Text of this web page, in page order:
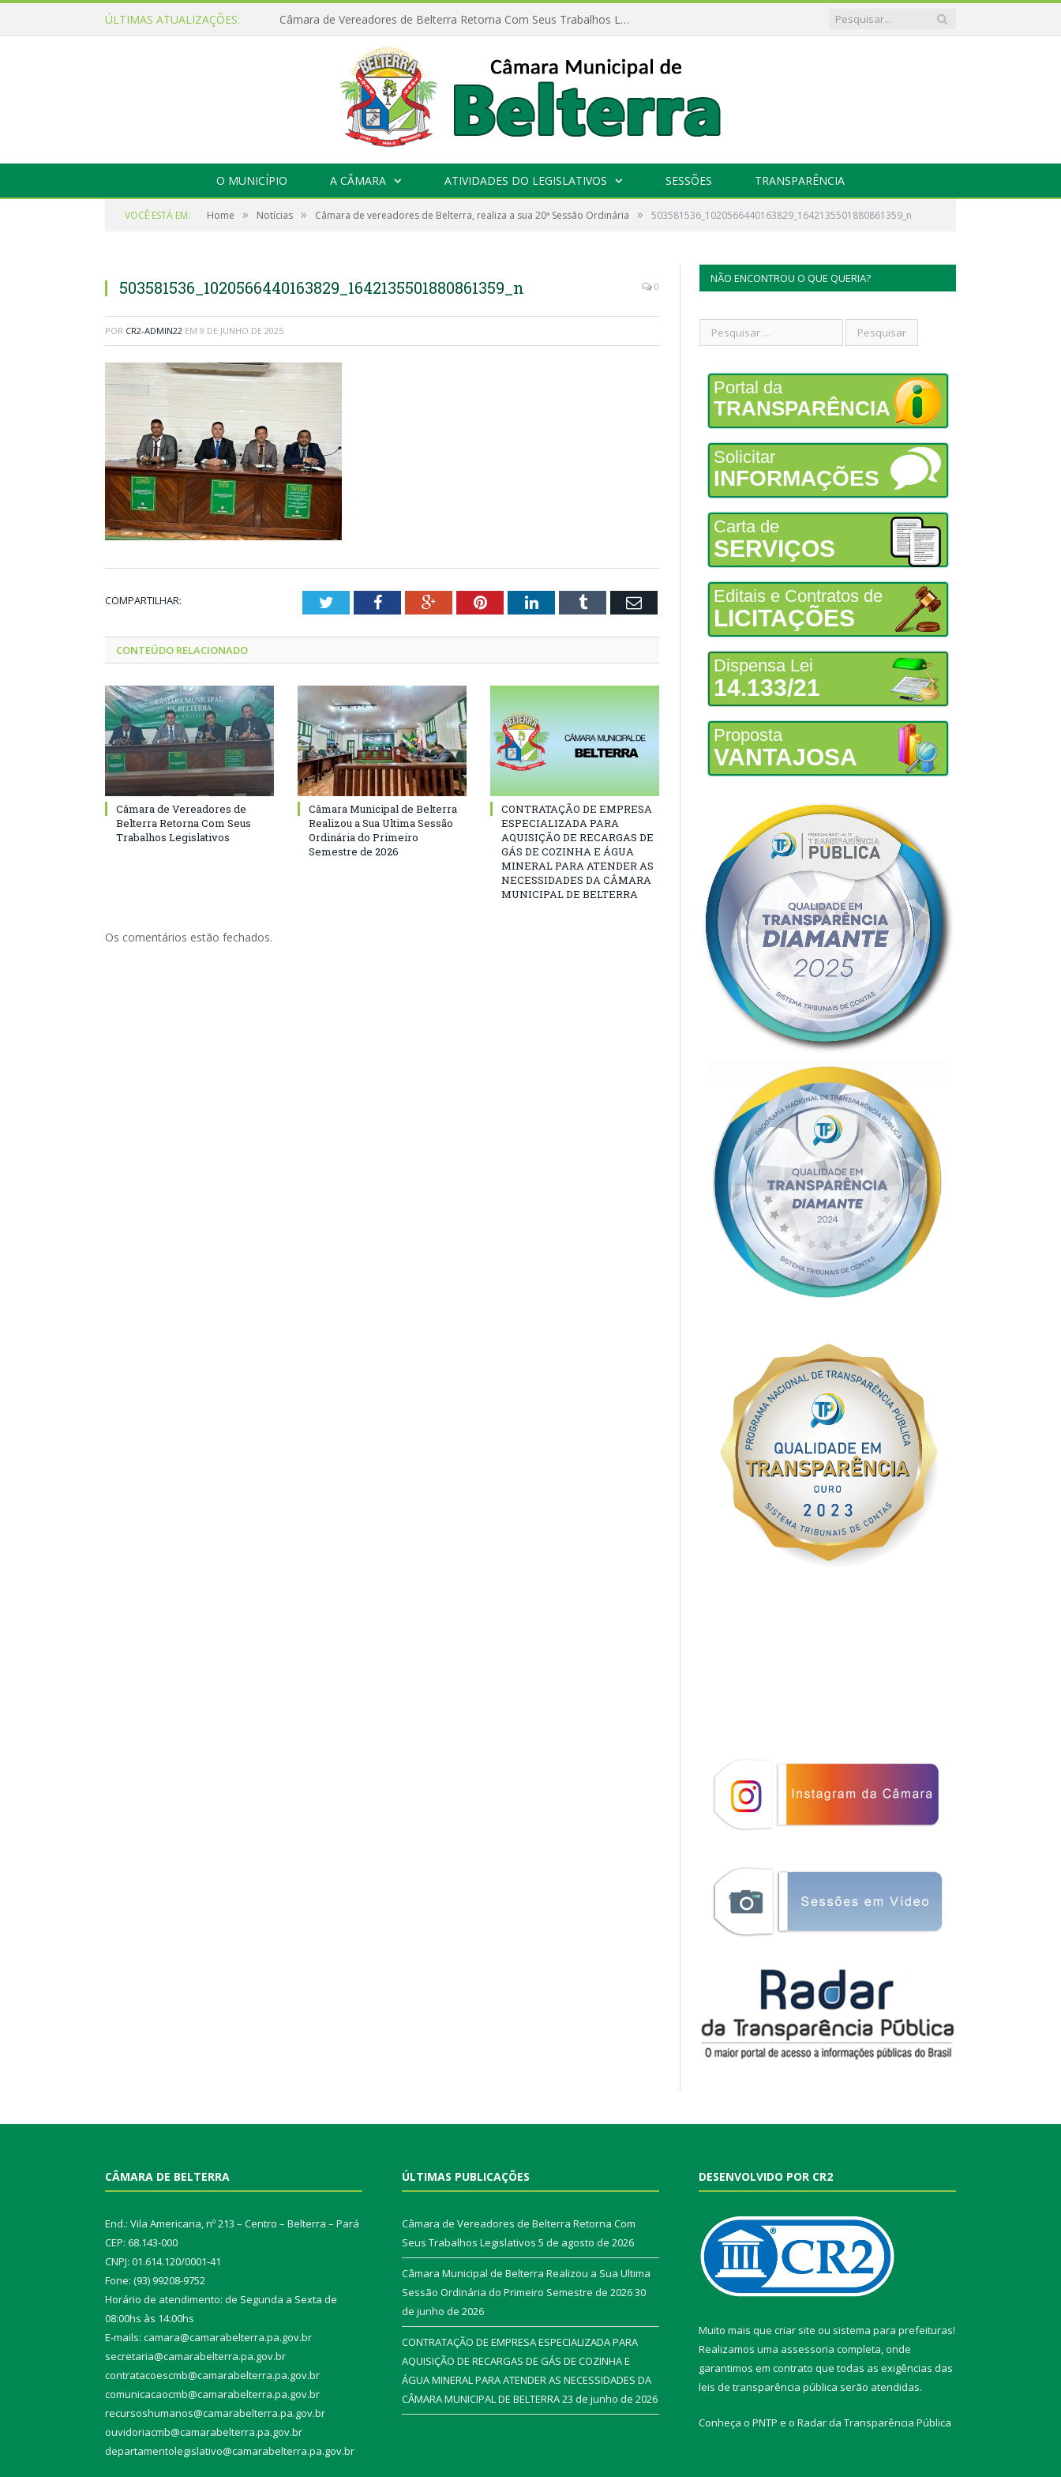
ÚLTIMAS ATUALIZAÇÕES: Câmara de Vereadores de Belterra Retorna Com Seus Trabalhos Legislativos
O MUNICÍPIO A CÂMARA ATIVIDADES DO LEGISLATIVOS SESSÕES TRANSPARÊNCIA
VOCÊ ESTÁ EM: Home » Notícias » Câmara de vereadores de Belterra, realiza a sua 20ª Sessão Ordinária » 503581536_1020566440163829_1642135501880861359_n
503581536_1020566440163829_1642135501880861359_n 0
POR CR2-ADMIN22 EM 9 DE JUNHO DE 2025
COMPARTILHAR: TwitterFacebookGoogle+PinterestLinkedInTumblr Email
CONTEÚDO RELACIONADO
Câmara de Vereadores de
Belterra Retorna Com Seus
Trabalhos Legislativos
Câmara Municipal de Belterra
Realizou a Sua Ultima Sessão
Ordinária do Primeiro
Semestre de 2026
CONTRATAÇÃO DE EMPRESA
ESPECIALIZADA PARA
AQUISIÇÃO DE RECARGAS DE
GÁS DE COZINHA E ÁGUA
MINERAL PARA ATENDER AS
NECESSIDADES DA CÂMARA
MUNICIPAL DE BELTERRA
Os comentários estão fechados.
NÃO ENCONTROU O QUE QUERIA?
Portal da
TRANSPARÊNCIA
Solicitar
INFORMAÇÕES
Carta de
SERVIÇOS
Editais e Contratos de
LICITAÇÕES
Dispensa Lei
14.133/21
Proposta
VANTAJOSA
CÂMARA DE BELTERRA
End.: Vila Americana, nº 213 – Centro – Belterra – Pará
CEP: 68.143-000
CNPJ: 01.614.120/0001-41
Fone: (93) 99208-9752
Horário de atendimento: de Segunda a Sexta de
08:00hs às 14:00hs
E-mails: camara@camarabelterra.pa.gov.br
secretaria@camarabelterra.pa.gov.br
contratacoescmb@camarabelterra.pa.gov.br
comunicacaocmb@camarabelterra.pa.gov.br
recursoshumanos@camarabelterra.pa.gov.br
ouvidoriacmb@camarabelterra.pa.gov.br
departamentolegislativo@camarabelterra.pa.gov.br
ÚLTIMAS PUBLICAÇÕES
Câmara de Vereadores de Belterra Retorna Com
Seus Trabalhos Legislativos 5 de agosto de 2026
Câmara Municipal de Belterra Realizou a Sua Ultima
Sessão Ordinária do Primeiro Semestre de 202630
de junho de 2026
CONTRATAÇÃO DE EMPRESA ESPECIALIZADA PARA
AQUISIÇÃO DE RECARGAS DE GÁS DE COZINHA E
ÁGUA MINERAL PARA ATENDER AS NECESSIDADES DA
CÂMARA MUNICIPAL DE BELTERRA23 de junho de 2026
DESENVOLVIDO POR CR2
Muito mais que criar site ou sistema para prefeituras!
Realizamos uma assessoria completa, onde
garantimos em contrato que todas as exigências das
leis de transparência pública serão atendidas.
Conheça o PNTP e o Radar da Transparência Pública